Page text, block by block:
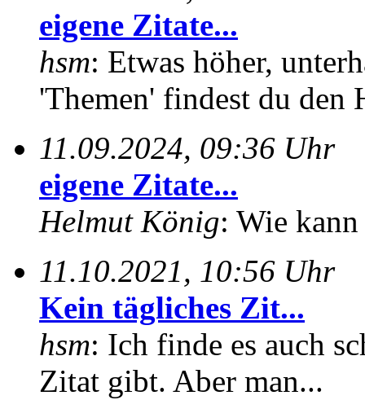
eigene Zitate...
hsm: Etwas höher,
'Themen' findest du den
11.09.2024, 09:36 Uhr
eigene Zitate...
Helmut König: Wie
11.10.2021, 10:56 Uhr
Kein tägliches Zit...
hsm: Ich finde es auch
Zitat gibt. Aber man...